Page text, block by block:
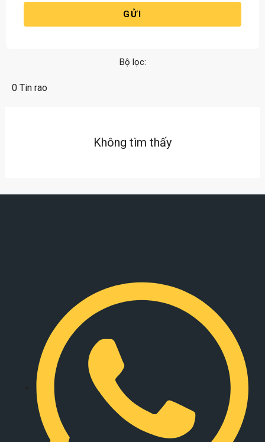
GỬI
0 Tin rao
Bộ lọc:
Không tìm thấy